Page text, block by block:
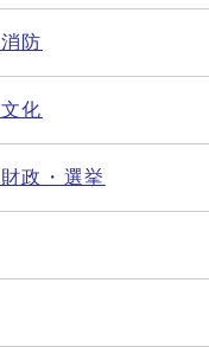
防
化
政・選挙